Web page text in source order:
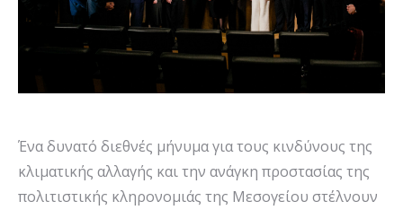
Ένα δυνατό διεθνές μήνυμα για τους κινδύνους της
κλιματικής αλλαγής και την ανάγκη προστασίας της
πολιτιστικής κληρονομιάς της Μεσογείου στέλνουν